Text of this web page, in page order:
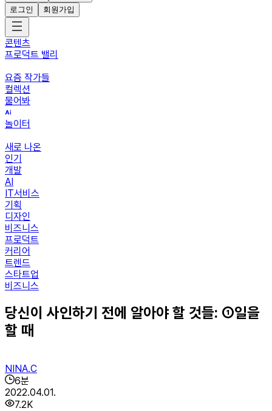
로그인
회원가입
콘텐츠
프로덕트 밸리
요즘 작가들
컬렉션
물어봐
놀이터
새로 나온
인기
개발
AI
IT서비스
기획
디자인
비즈니스
프로덕트
커리어
트렌드
스타트업
비즈니스
당신이 사인하기 전에 알아야 할 것들: ①일을
할 때
NINA.C
6분
2022.04.01.
7.2K